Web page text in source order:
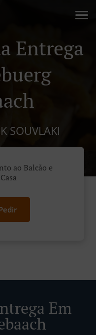
Entrega
SOUVLAKI
ao Balcão e
Em